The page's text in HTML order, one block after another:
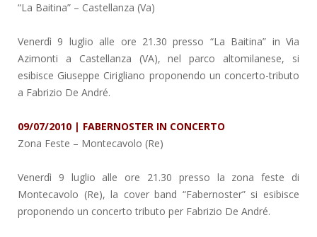
“La Baitina” – Castellanza (Va)
Venerdì 9 luglio alle ore 21.30 presso “La Baitina” in Via
Azimonti a Castellanza (VA), nel parco altomilanese, si
esibisce Giuseppe Cirigliano proponendo un concerto-tributo
a Fabrizio De André.
09/07/2010 | FABERNOSTER IN CONCERTO
Zona Feste – Montecavolo (Re)
Venerdì 9 luglio alle ore 21.30 presso la zona feste di
Montecavolo (Re), la cover band “Fabernoster” si esibisce
proponendo un concerto tributo per Fabrizio De André.